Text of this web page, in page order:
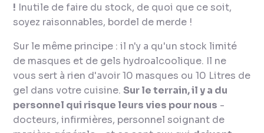
! Inutile de faire du stock, de quoi que ce soit,
soyez raisonnables, bordel de merde !
Sur le même principe : il n'y a qu'un stock limité
de masques et de gels hydroalcoolique. Il ne
vous sert à rien d'avoir 10 masques ou 10 Litres de
gel dans votre cuisine.Sur le terrain, il y a du
personnel qui risque leurs vies pour nous -
docteurs, infirmières, personnel soignant de